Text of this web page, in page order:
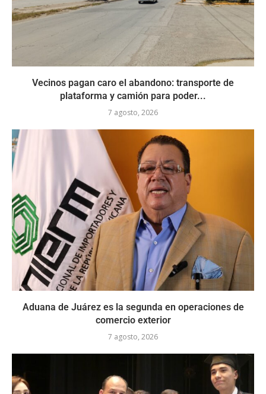
Vecinos pagan caro el abandono: transporte de
plataforma y camión para poder...
7 agosto, 2026
Aduana de Juárez es la segunda en operaciones de
comercio exterior
7 agosto, 2026